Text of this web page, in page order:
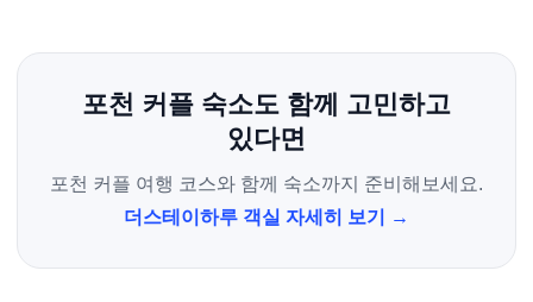
포천 커플 숙소도 함께 고민하고
있다면
포천 커플 여행 코스와 함께 숙소까지 준비해보세요.
더스테이하루 객실 자세히 보기 →